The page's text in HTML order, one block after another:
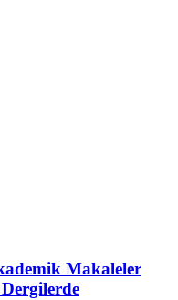
Makaleler